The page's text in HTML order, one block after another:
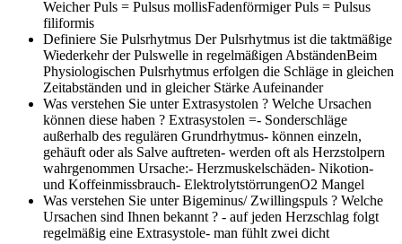
Weicher Puls = Pulsus mollisFadenförmiger Puls = Pulsus
filiformis
Definiere Sie Pulsrhytmus Der Pulsrhytmus ist die taktmäßige
Wiederkehr der Pulswelle in regelmäßigen AbständenBeim
Physiologischen Pulsrhytmus erfolgen die Schläge in gleichen
Zeitabständen und in gleicher Stärke Aufeinander
Was verstehen Sie unter Extrasystolen ? Welche Ursachen
können diese haben ? Extrasystolen =- Sonderschläge
außerhalb des regulären Grundrhytmus- können einzeln,
gehäuft oder als Salve auftreten- werden oft als Herzstolpern
wahrgenommen Ursache:- Herzmuskelschäden- Nikotion-
und Koffeinmissbrauch- ElektrolytstörrungenO2 Mangel
Was verstehen Sie unter Bigeminus/ Zwillingspuls ? Welche
Ursachen sind Ihnen bekannt ? - auf jeden Herzschlag folgt
regelmäßig eine Extrasystole- man fühlt zwei dicht